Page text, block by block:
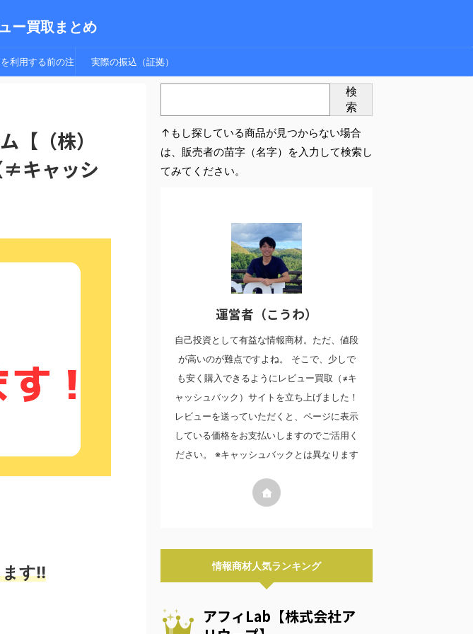
ー買取まとめ
利用する前の注 実際の振込（証拠）
【（株）
キャッシ
す!!
検
索
↑もし探している商品が見つからない場合
は、販売者の苗字（名字）を入力して検索し
てみてください。
運営者（こうわ）
自己投資として有益な情報商材。ただ、値段
が高いのが難点ですよね。 そこで、少しで
も安く購入できるようにレビュー買取（≠キ
ャッシュバック）サイトを立ち上げました！
レビューを送っていただくと、ページに表示
している価格をお支払いしますのでご活用く
ださい。 ※キャッシュバックとは異なります
情報商材人気ランキング
アフィLab【株式会社ア